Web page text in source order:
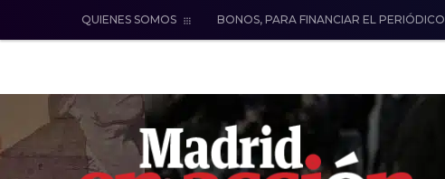
QUIENES SOMOS BONOS, PARA FINANCIAR EL PERIÓDICO